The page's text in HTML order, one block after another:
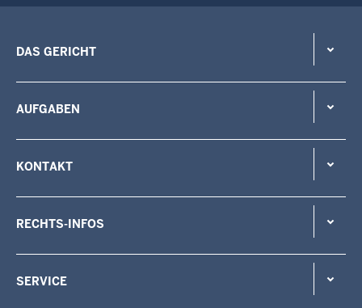
DAS GERICHT
AUFGABEN
KONTAKT
RECHTS-INFOS
SERVICE